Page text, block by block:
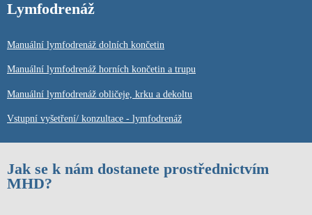
Lymfodrenáž
Manuální lymfodrenáž dolních končetin
Manuální lymfodrenáž horních končetin a trupu
Manuální lymfodrenáž obličeje, krku a dekoltu
Vstupní vyšetření/ konzultace - lymfodrenáž
Jak se k nám dostanete prostřednictvím
MHD?